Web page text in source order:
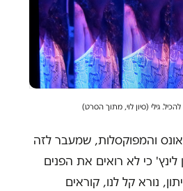
גילי (סיון לוי, מתוך הסרט)
והמפוקסלות, שמעבר לזה
כי לא רואים את הפנים
נורא קל לנו, קוראים